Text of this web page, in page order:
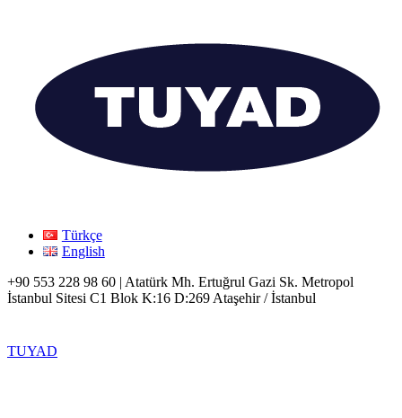
Türkçe
English
+90 553 228 98 60 | Atatürk Mh. Ertuğrul Gazi Sk. Metropol
İstanbul Sitesi C1 Blok K:16 D:269 Ataşehir / İstanbul
TUYAD